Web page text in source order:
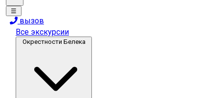
☰
вызов
Все экскурсии
Окрестности Белека